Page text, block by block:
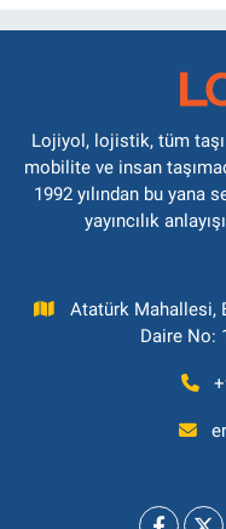
Lojiyol, lojistik, tüm
mobilite ve insan
1992 yılından bu yana
yayıncılık
Atatürk Mahallesi,
Daire No: